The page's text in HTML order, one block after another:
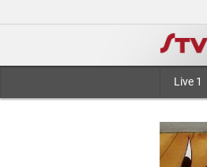
Live 1